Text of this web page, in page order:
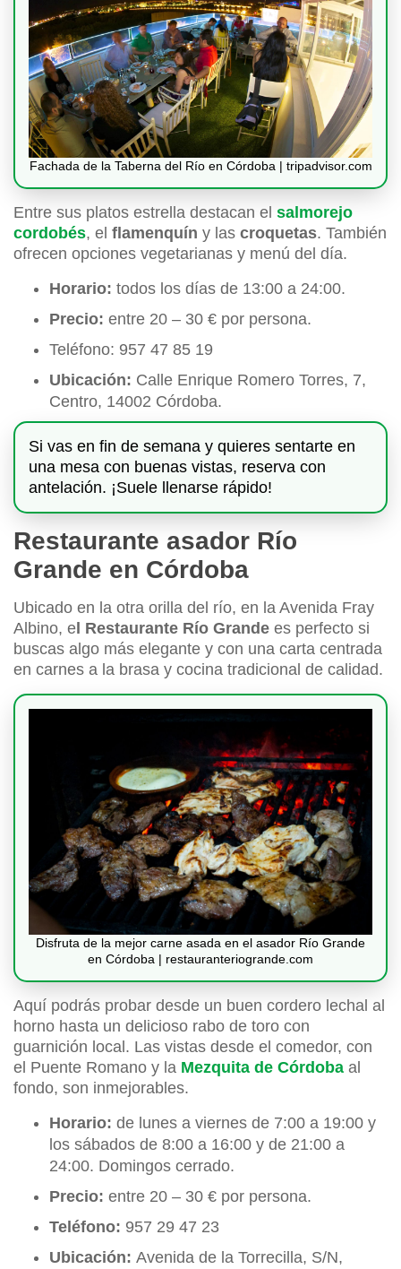
Fachada de la Taberna del Río en Córdoba | tripadvisor.com
Entre sus platos estrella destacan el salmorejo
cordobés, el flamenquín y las croquetas. También
ofrecen opciones vegetarianas y menú del día.
Horario: todos los días de 13:00 a 24:00.
Precio: entre 20 – 30 € por persona.
Teléfono: 957 47 85 19
Ubicación: Calle Enrique Romero Torres, 7,
Centro, 14002 Córdoba.
Si vas en fin de semana y quieres sentarte en
una mesa con buenas vistas, reserva con
antelación. ¡Suele llenarse rápido!
Restaurante asador Río
Grande en Córdoba
Ubicado en la otra orilla del río, en la Avenida Fray
Albino, el Restaurante Río Grande es perfecto si
buscas algo más elegante y con una carta centrada
en carnes a la brasa y cocina tradicional de calidad.
Disfruta de la mejor carne asada en el asador Río Grande
en Córdoba | restauranteriogrande.com
Aquí podrás probar desde un buen cordero lechal al
horno hasta un delicioso rabo de toro con
guarnición local. Las vistas desde el comedor, con
el Puente Romano y la Mezquita de Córdoba al
fondo, son inmejorables.
Horario: de lunes a viernes de 7:00 a 19:00 y
los sábados de 8:00 a 16:00 y de 21:00 a
24:00. Domingos cerrado.
Precio: entre 20 – 30 € por persona.
Teléfono: 957 29 47 23
Ubicación: Avenida de la Torrecilla, S/N,